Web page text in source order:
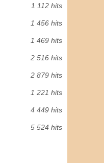
1 112 hits
1 456 hits
1 469 hits
2 516 hits
2 879 hits
1 221 hits
4 449 hits
5 524 hits